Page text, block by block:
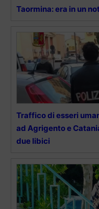
Taormina: era in un
Traffico di esseri
ad Agrigento e
due libici